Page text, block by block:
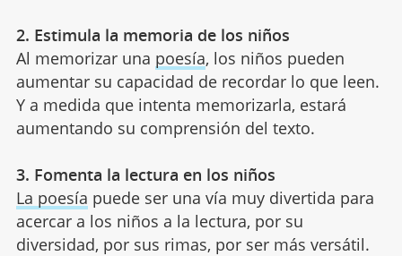
2. Estimula la memoria de los niños
Al memorizar una poesía, los niños pueden
aumentar su capacidad de recordar lo que leen.
Y a medida que intenta memorizarla, estará
aumentando su comprensión del texto.
3. Fomenta la lectura en los niños
La poesía puede ser una vía muy divertida para
acercar a los niños a la lectura, por su
diversidad, por sus rimas, por ser más versátil.